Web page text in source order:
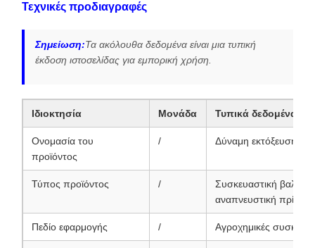
Τεχνικές προδιαγραφές
Σημείωση:Τα ακόλουθα δεδομένα είναι μια τυπική
έκδοση ιστοσελίδας για εμπορική χρήση.
Ιδιοκτησία Μονάδα Τυπικά δεδομένα
Ονομασία του
προϊόντος
/ Δύναμη εκτόξευσης
Τύπος προϊόντος /
Συσκευαστική
αναπνευστική πρίζα
Πεδίο εφαρμογής / Αγροχημικές